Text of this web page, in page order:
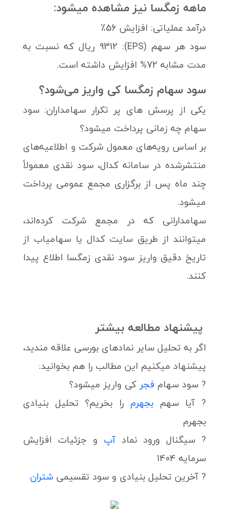
ماهه زمگسا نیز مشاهده میشود:
درآمد عملیاتی: افزایش 56٪
سود هر سهم (EPS): 9312 ریال که نسبت به
مدت مشابه 72% افزایش داشته است.
سود سهام زمگسا کی واریز می‌شود؟
یکی از پرسش های پر تکرار سهامداران: سود
سهام چه زمانی پرداخت میشود؟
بر اساس رویه‌های معمول شرکت و اطلاعیه‌های
منتشرشده در سامانه کدال، سود نقدی معمولاً
چند ماه پس از برگزاری مجمع عمومی پرداخت
میشود.
سهامدارانی که در مجمع شرکت کرده‌اند،
میتوانند از طریق سایت کدال یا سهامیاب از
تاریخ دقیق واریز سود نقدی زمگسا اطلاع پیدا
کنند.
پیشنهاد مطالعه بیشتر
اگر به تحلیل سایر نمادهای بورسی علاقه مندید،
پیشنهاد میکنیم این مطالب را هم بخوانید:
? سود سهام فجر کی واریز میشود؟
? آیا سهمبجهرم را بخریم؟ تحلیل بنیادی
بجهرم
? سیگنال ورود نماد آپ و جزئیات افزایش
سرمایه 1404
? آخرین تحلیل بنیادی و سود تقسیمی شتران